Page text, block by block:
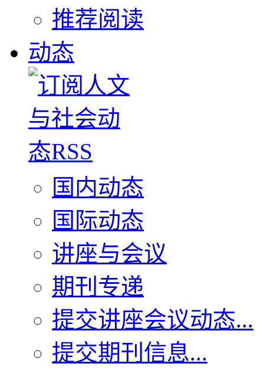
推荐阅读
动态
国内动态
国际动态
讲座与会议
期刊专递
提交讲座会议动态...
提交期刊信息...